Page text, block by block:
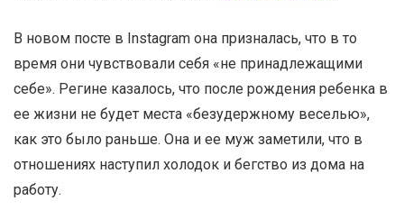
В новом посте в Instagram она призналась, что в то
время они чувствовали себя «не принадлежащими
себе». Регине казалось, что после рождения ребенка в
ее жизни не будет места «безудержному веселью»,
как это было раньше. Она и ее муж заметили, что в
отношениях наступил холодок и бегство из дома на
работу.